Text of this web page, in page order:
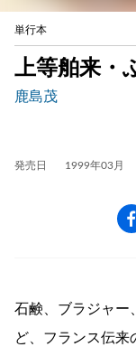
単行本
上等舶来・
鹿島茂
発売日 1999年03月
石鹸、ブラジャー
ど、フランス伝来